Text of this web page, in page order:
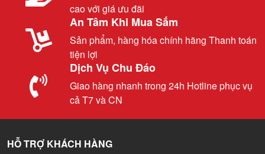
cao với giá ưu đãi
An Tâm Khi Mua Sắm
Sản phẩm, hàng hóa chính hãng Thanh toán
tiện lợi
Dịch Vụ Chu Đáo
Giao hàng nhanh trong 24h Hotline phục vụ
cả T7 và CN
HỖ TRỢ KHÁCH HÀNG